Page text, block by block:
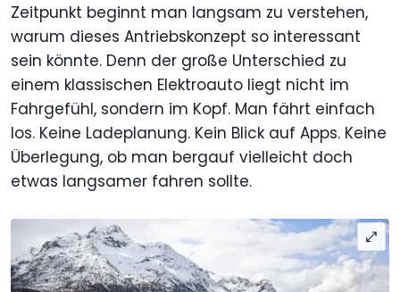
Zeitpunkt beginnt man langsam zu verstehen,
warum dieses Antriebskonzept so interessant
sein könnte. Denn der große Unterschied zu
einem klassischen Elektroauto liegt nicht im
Fahrgefühl, sondern im Kopf. Man fährt einfach
los. Keine Ladeplanung. Kein Blick auf Apps. Keine
Überlegung, ob man bergauf vielleicht doch
etwas langsamer fahren sollte.